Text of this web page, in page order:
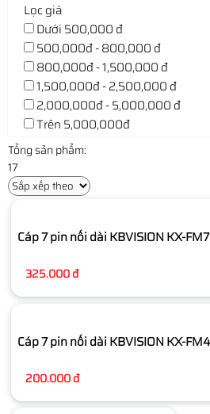
Lọc giá
Dưới 500,000 đ
500,000đ - 800,000 đ
800,000đ - 1,500,000 đ
1,500,000đ - 2,500,000 đ
2,000,000đ - 5,000,000 đ
Trên 5,000,000đ
Tổng sản phẩm:
17
Cáp 7 pin nối dài KBVISION KX-
325.000 đ
Cáp 7 pin nối dài KBVISION KX-
200.000 đ